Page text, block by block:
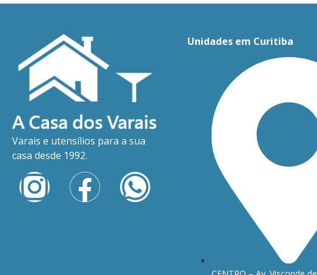
Varais e utensílios para a sua
casa desde 1992.
Unidades em Curitiba